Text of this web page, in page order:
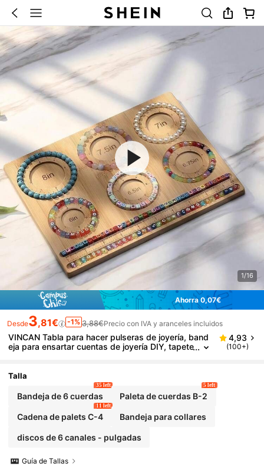
1/16
Ahorra 0,07€
Desde3,81€ -1% 3,88€Precio con IVA y aranceles incluidos
VINCAN Tabla para hacer pulseras de joyería, band
eja para ensartar cuentas de joyería DIY, tapete
de joyería, pintura de diamantes (tabla en pulgada
4,93
(100+)
Talla
Bandeja de 6 cuerdas
35 left
Paleta de cuerdas B-2
5 left
Cadena de palets C-4
11 left
Bandeja para collares
discos de 6 canales - pulgadas
Guía de Tallas